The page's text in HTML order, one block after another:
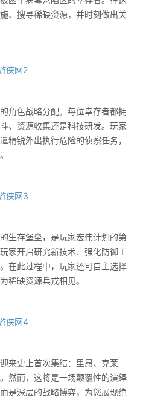
、搜寻稀缺资源，并时刻做出关
色战略分配。每位幸存者都拥
资源收集还是科技研发。玩家
精锐外出执行危险的侦察任务，
存堡垒，是玩家宏伟计划的第
家开启研究新技术、强化防御工
在此过程中，玩家还可自主选择
稀缺资源兵戎相见。
史上首次集结：里昂、克莱
然而，这将是一场颠覆性的演绎
深层的战略博弈，为您展现绝